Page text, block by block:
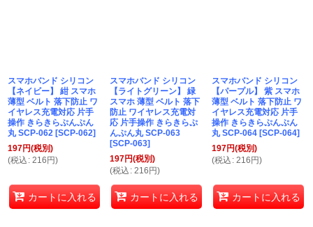
スマホバンド シリコン
【ネイビー】 紺 スマホ
薄型 ベルト 落下防止 ワ
イヤレス充電対応 片手
操作 きらきらぷんぷん
丸 SCP-062 [SCP-062]
197円(税別)
(税込 : 216 円)
カートに入れる
スマホバンド シリコン
【ライトグリーン】 緑
スマホ 薄型 ベルト 落下
防止 ワイヤレス充電対
応 片手操作 きらきらぷ
んぷん丸 SCP-063
[SCP-063]
197円(税別)
(税込 : 216 円)
カートに入れる
スマホバンド シリコン
【パープル】 紫 スマホ
薄型 ベルト 落下防止 ワ
イヤレス充電対応 片手
操作 きらきらぷんぷん
丸 SCP-064 [SCP-064]
197円(税別)
(税込 : 216 円)
カートに入れる